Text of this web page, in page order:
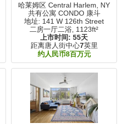
哈莱姆区 Central Harlem, NY
共有公寓 CONDO 康斗
地址: 141 W 126th Street
二房一厅二浴, 1123ft²
上市时间: 55天
距离唐人街中心7英里
约人民币8百万元